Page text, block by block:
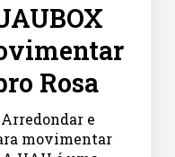
Rosa
e
movimentar